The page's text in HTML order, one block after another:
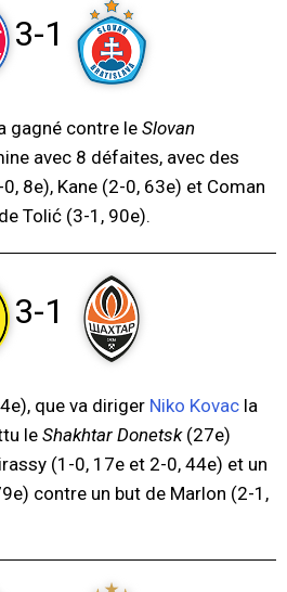
3-1
gagné contre le Slovan
avec 8 défaites, avec des
8e), Kane (2-0, 63e) et Coman
Tolić (3-1, 90e).
3-1
que va diriger Niko Kovac la
le Shakhtar Donetsk(27e)
(1-0, 17e et 2-0, 44e) et un
contre un but de Marlon (2-1,